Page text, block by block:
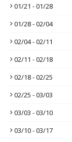
01/21 - 01/28
01/28 - 02/04
02/04 - 02/11
02/11 - 02/18
02/18 - 02/25
02/25 - 03/03
03/03 - 03/10
03/10 - 03/17